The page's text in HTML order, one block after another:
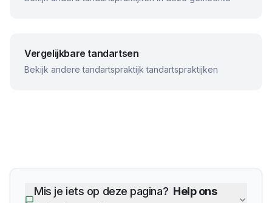
Vergelijkbare tandartsen
Bekijk anderetandartspraktijk tandartspraktijken
Mis je iets op deze pagina? Help ons